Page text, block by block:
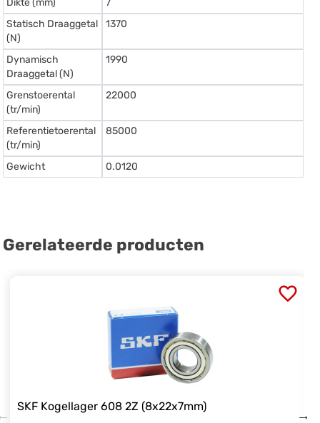
Statisch Draaggetal
(N)
1370
Dynamisch
Draaggetal (N)
1990
Grenstoerental
(tr/min)
22000
Referentietoerental
(tr/min)
85000
Gewicht 0.0120
Gerelateerde producten
SKF Kogellager 608 2Z (8x22x7mm)